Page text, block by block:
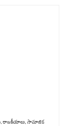
రాజకీయాలు, సామాజిక